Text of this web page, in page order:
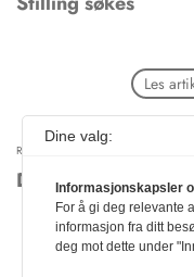
Les
RUBRIKKANNONSER
Diverse
Dine valg:
Informasjonskapsler
For å gi deg relevante
informasjon fra ditt
deg mot dette under